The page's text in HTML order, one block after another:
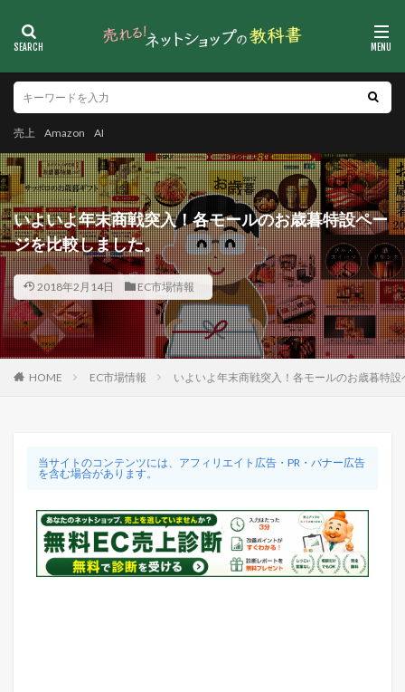
売上 Amazon AI
いよいよ年末商戦突入！各モールのお歳暮特設ペー
ジを比較しました。
2018年2月14日 EC市場情報
HOME EC市場情報 いよいよ年末商戦突入！各モールのお歳暮特
当サイトのコンテンツには、アフィリエイト広告・PR・バナー広告
を含む場合があります。